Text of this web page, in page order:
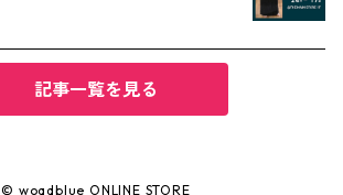
記事一覧を見る
© woadblue ONLINE STORE